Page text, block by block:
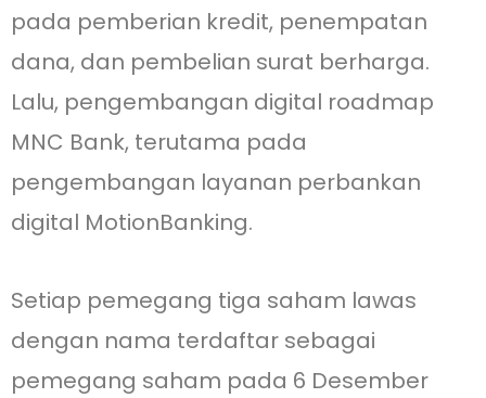
pada pemberian kredit, penempatan
dana, dan pembelian surat berharga.
Lalu, pengembangan digital roadmap
MNC Bank, terutama pada
pengembangan layanan perbankan
digital MotionBanking.
Setiap pemegang tiga saham lawas
dengan nama terdaftar sebagai
pemegang saham pada 6 Desember